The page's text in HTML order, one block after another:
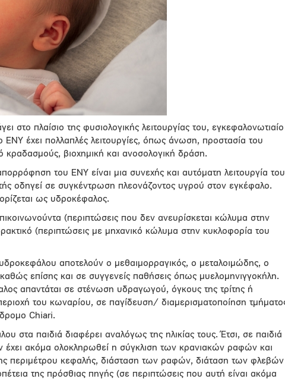
στο πλαίσιο της φυσιολογικής λειτουργίας του, εγκεφαλονωτιαίο
ΕΝΥ έχει πολλαπλές λειτουργίες, όπως άνωση, προστασία του
κραδασμούς, βιοχημική και ανοσολογική δράση.
του ΕΝΥ είναι μια συνεχής και αυτόματη λειτουργία του
οδηγεί σε συγκέντρωση πλεονάζοντος υγρού στον εγκέφαλο.
ως υδροκέφαλος.
(περιπτώσεις που δεν ανευρίσκεται κώλυμα στην
(περιπτώσεις με μηχανικό κώλυμα στην κυκλοφορία του
αποτελούν ο μεθαιμορραγικός, ο μεταλοιμώδης, ο
επίσης και σε συγγενείς παθήσεις όπως μυελομηνιγγοκήλη.
απαντάται σε στένωση υδραγωγού, όγκους της τρίτης ή
του κωναρίου, σε παγίδευση/ διαμερισματοποίηση
Chiari.
στα παιδιά διαφέρει αναλόγως της ηλικίας τους. Έτσι, σε παιδιά
ακόμα ολοκληρωθεί η σύγκλιση των κρανιακών ραφών και
περιμέτρου κεφαλής, διάσταση των ραφών, διάταση των φλεβών
της πρόσθιας πηγής (σε περιπτώσεις που αυτή είναι ακόμα